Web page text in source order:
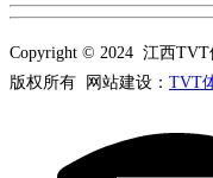
Copyright © 2024 江西TVT
版权所有 网站建设： TVT